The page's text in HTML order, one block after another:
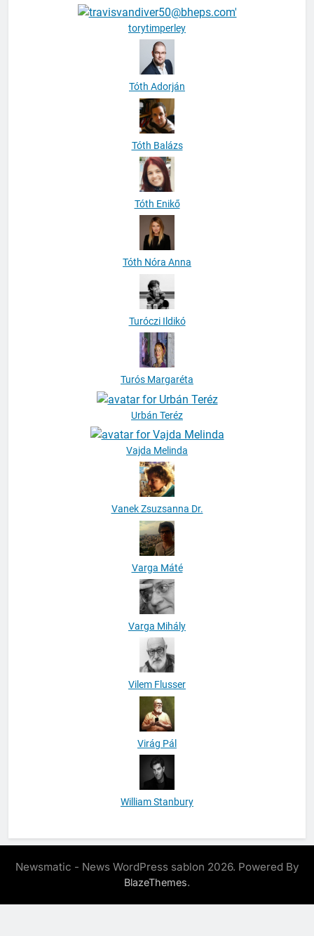
torytimperley
Tóth Adorján
Tóth Balázs
Tóth Enikő
Tóth Nóra Anna
Turóczi Ildikó
Turós Margaréta
Urbán Teréz
Vajda Melinda
Vanek Zsuzsanna Dr.
Varga Máté
Varga Mihály
Vilem Flusser
Virág Pál
William Stanbury
Newsmatic - News WordPress sablon 2026. Powered By
BlazeThemes.